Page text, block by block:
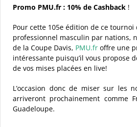
Guides parieur débutant
Actualité
Promo PMU.fr : 10% de Cashback !
Pour cette 105e édition de ce tournoi
professionnel masculin par nations,
de la Coupe Davis, PMU.fr offre une
intéressante puisqu’il vous propose
de vos mises placées en live!
L’occasion donc de miser sur les
arriveront prochainement comme
Guadeloupe.